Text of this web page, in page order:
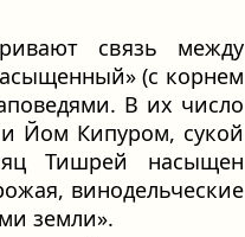
связь между
(с корнем
В их число
Йом Кипуром, сукой
Тишрей насыщен
винодельческие
земли».